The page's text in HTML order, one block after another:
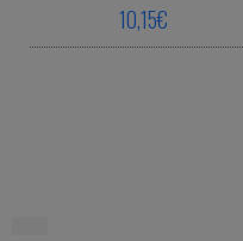
10,15€